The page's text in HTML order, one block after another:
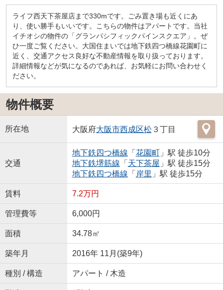
ライフ西天下茶屋店まで330mです。ごみ置き場も近くにあ
り、使い勝手もいいです。こちらの物件はアパートです。当社
イチオシの物件の「グランパシフィックパインスクエア」。ぜ
ひ一度ご覧ください。大国住まいでは地下鉄四つ橋線花園町に
近く、交通アクセス良好な不動産情報を取り扱っております。
詳細情報などが気になるのであれば、お気軽にお問い合わせく
ださい。
物件概要
所在地 大阪府大阪市西成区松３丁目
交通
地下鉄四つ橋線 「 花園町」駅 徒歩10分
地下鉄堺筋線 「 天下茶屋 」駅 徒歩15分
地下鉄四つ橋線 「 岸里 」駅 徒歩15分
賃料 7.2万円
管理費等 6,000円
面積 34.78㎡
築年月 2016年 11月(築9年)
種別 / 構造 アパート / 木造